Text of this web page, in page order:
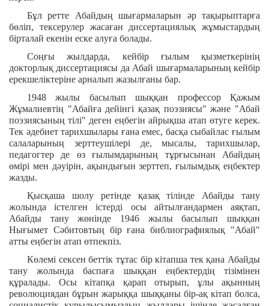
Бұл ретте Абайдың шығармаларын әр тақырыптарға
бөліп, тексерулер жасаған диссертациялық жұмыстардың
бірталай екенін еске алуға болады.
Соңғы жылдарда, кейбір ғылым қызметкерінің
докторлық диссертациясы да Абай шығармаларының кейбір
ерекшеліктеріне арналып жазылғаны бар.
1948 жылы басылып шыққан профессор Қажым
Жұмалиевтің "Абайға дейінгі қазақ поэзиясы" және "Абай
поэзиясының тілі" деген еңбегін айрықша атап өтуге керек.
Тек әдебиет тарихшылары ғана емес, басқа сыбайлас ғылым
салаларының зерттеушілері де, мысалы, тарихшылар,
педагогтер де өз ғылымдарының тұрғысынан Абайдың
өмірі мен дәуірін, ақындығын зерттеп, ғылымдық еңбектер
жазды.
Қысқаша шолу ретінде қазақ тілінде Абайды тану
жолында істелген істерді осы айтылғандармен аяқтап,
Абайды тану жөнінде 1946 жылы басылып шыққан
Нығымет Сәбитовтың бір ғана библиографиялық "Абай"
атты еңбегін атап өтпекпіз.
Көлемі сексен беттік тұтас бір кітапша тек қана Абайды
тану жолында баспаға шыққан еңбектердің тізімінен
құралады. Осы кітапқа қарап отырып, ұлы ақынның
революциядан бұрын жарыққа шыққаны бір-ақ кітап болса,